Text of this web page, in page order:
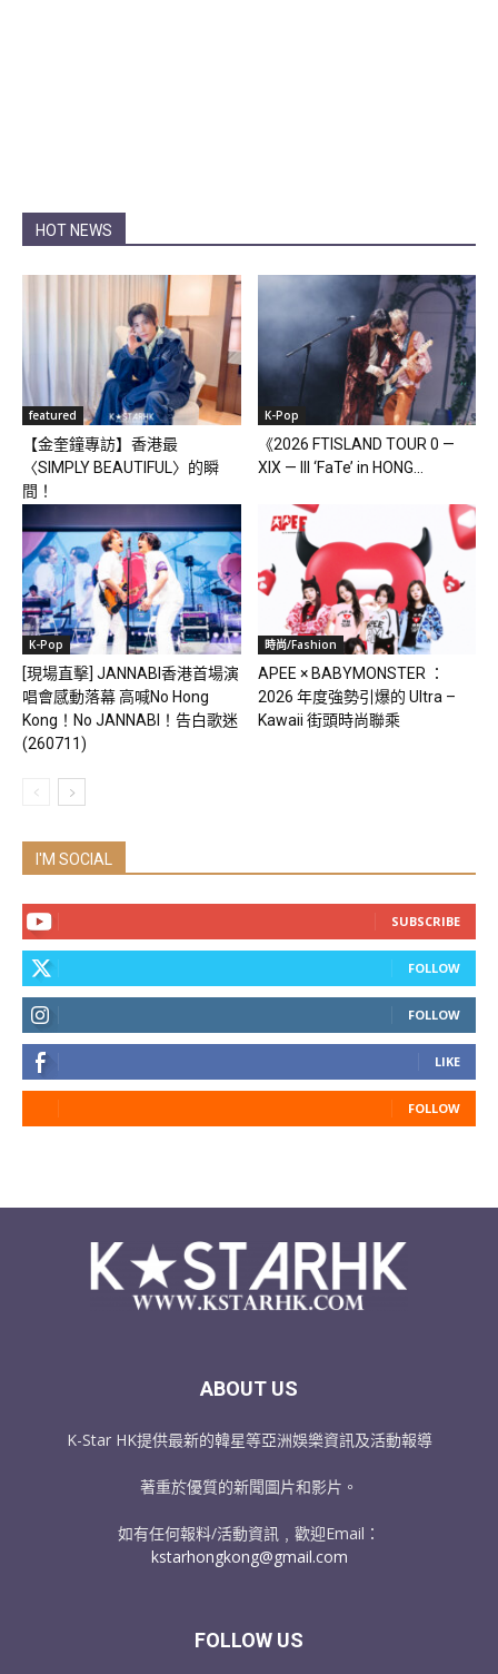
HOT NEWS
featured
【金奎鐘專訪】香港最
〈SIMPLY BEAUTIFUL〉的瞬
間！
K-Pop
《2026 FTISLAND TOUR 0 —
XIX — III ‘FaTe’ in HONG...
K-Pop
[現場直擊] JANNABI香港首場演
唱會感動落幕 高喊No Hong
Kong！No JANNABI！告白歌迷
(260711)
時尚/Fashion
APEE × BABYMONSTER ：
2026 年度強勢引爆的 Ultra –
Kawaii 街頭時尚聯乘
I'M SOCIAL
SUBSCRIBE
FOLLOW
FOLLOW
LIKE
FOLLOW
ABOUT US
K-Star HK提供最新的韓星等亞洲娛樂資訊及活動報導
著重於優質的新聞圖片和影片。
如有任何報料/活動資訊﹐歡迎Email：
kstarhongkong@gmail.com
FOLLOW US